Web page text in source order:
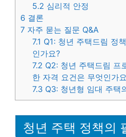
5.2 심리적 안정
6 결론
7 자주 묻는 질문 Q&A
7.1 Q1: 청년 주택드림 정
인가요?
7.2 Q2: 청년 주택드림 프
한 자격 요건은 무엇인가
7.3 Q3: 청년형 임대 주택
청년 주택 정책의